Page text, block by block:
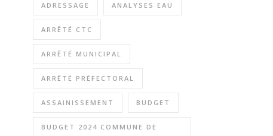
ADRESSAGE ANALYSES EAU
ARRÊTÉ CTC
ARRÊTÉ MUNICIPAL
ARRÊTÉ PRÉFECTORAL
ASSAINISSEMENT BUDGET
BUDGET 2024 COMMUNE DE